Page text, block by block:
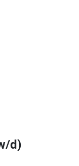
d)